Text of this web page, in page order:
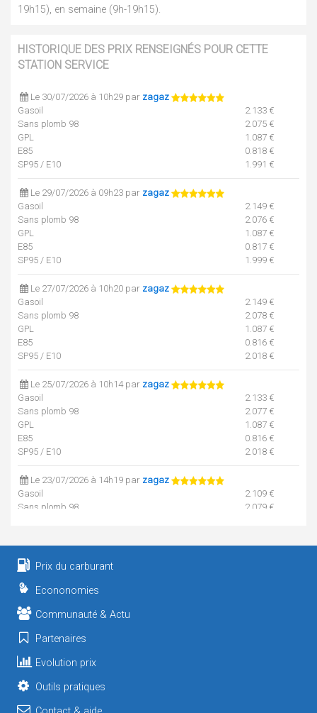
19h15), en semaine (9h-19h15).
HISTORIQUE DES PRIX RENSEIGNÉS POUR CETTE
STATION SERVICE
Le 30/07/2026 à 10h29 par zagaz
Gasoil
2.133 €
Sans plomb 98
2.075 €
GPL
1.087 €
E85
0.818 €
SP95 / E10
1.991 €
Le 29/07/2026 à 09h23 par zagaz
Gasoil
2.149 €
Sans plomb 98
2.076 €
GPL
1.087 €
E85
0.817 €
SP95 / E10
1.999 €
Le 27/07/2026 à 10h20 par zagaz
Gasoil
2.149 €
Sans plomb 98
2.078 €
GPL
1.087 €
E85
0.816 €
SP95 / E10
2.018 €
Le 25/07/2026 à 10h14 par zagaz
Gasoil
2.133 €
Sans plomb 98
2.077 €
GPL
1.087 €
E85
0.816 €
SP95 / E10
2.018 €
Le 23/07/2026 à 14h19 par zagaz
Gasoil
2.109 €
Sans plomb 98
2.079 €
SP95 / E10
2.009 €
Gasoil
GPL
E85
SP95 / E10
Prix du carburant
Econonomies
Communauté & Actu
Partenaires
Evolution prix
Outils pratiques